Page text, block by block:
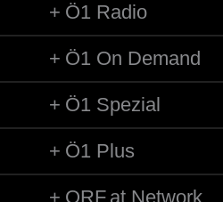
Ö1 Radio
Ö1 On Demand
Ö1 Spezial
Ö1 Plus
ORF.at Network